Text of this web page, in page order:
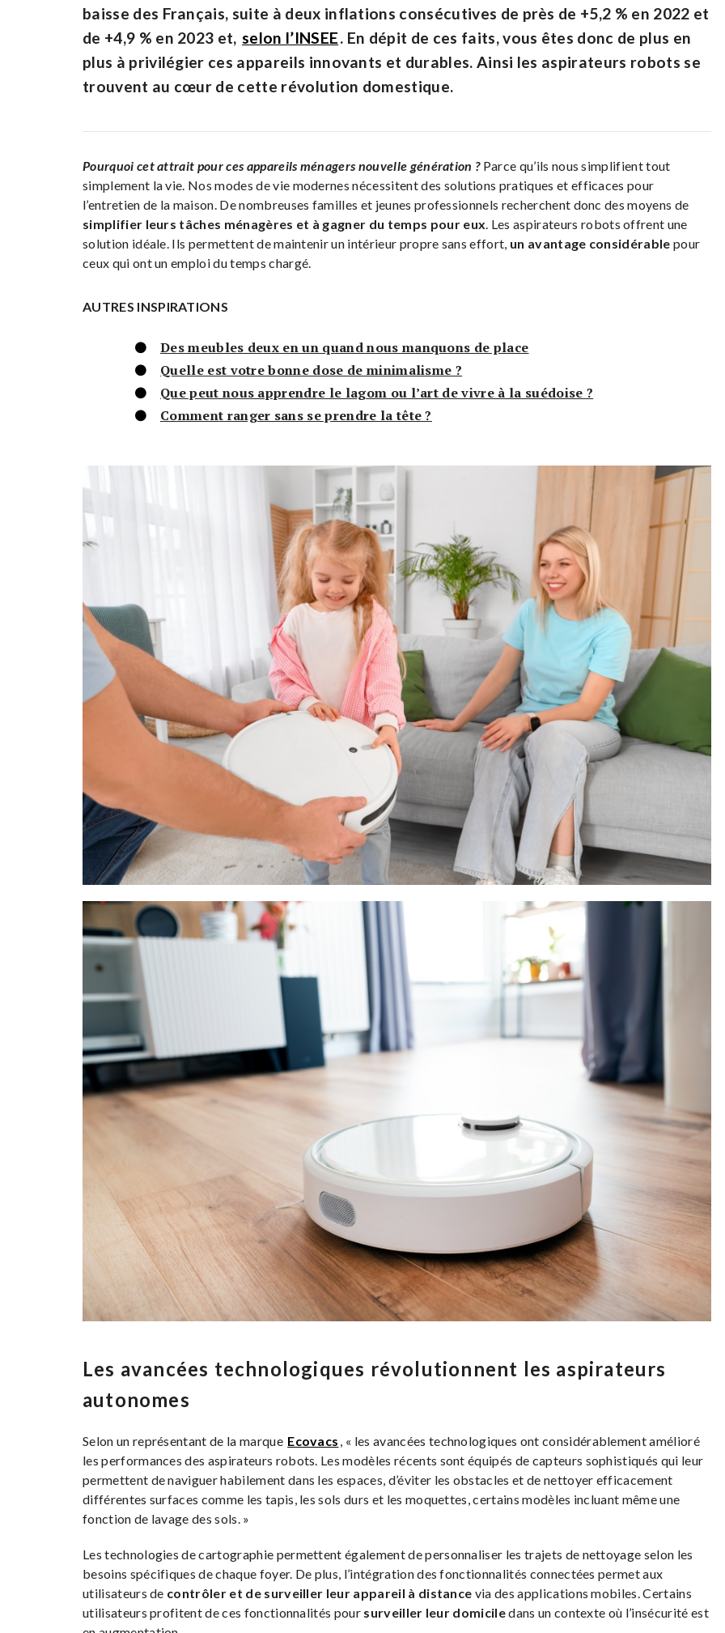
baisse des Français, suite à deux inflations consécutives de près de +5,2 % en 2022 et
de +4,9 % en 2023 et, selon l’INSEE. En dépit de ces faits, vous êtes donc de plus en
plus à privilégier ces appareils innovants et durables. Ainsi les aspirateurs robots se
trouvent au cœur de cette révolution domestique.
Pourquoi cet attrait pour ces appareils ménagers nouvelle génération ?Parce qu’ils nous simplifient tout
simplement la vie. Nos modes de vie modernes nécessitent des solutions pratiques et efficaces pour
l’entretien de la maison. De nombreuses familles et jeunes professionnels recherchent donc des moyens de
simplifier leurs tâches ménagères et à gagner du temps pour eux. Les aspirateurs robots offrent une
solution idéale. Ils permettent de maintenir un intérieur propre sans effort, un avantage considérable pour
ceux qui ont un emploi du temps chargé.
AUTRES INSPIRATIONS
Des meubles deux en un quand nous manquons de place
Quelle est votre bonne dose de minimalisme ?
Que peut nous apprendre le lagom ou l’art de vivre à la suédoise ?
Comment ranger sans se prendre la tête ?
Les avancées technologiques révolutionnent les aspirateurs
autonomes
Selon un représentant de la marque Ecovacs , « les avancées technologiques ont considérablement amélioré
les performances des aspirateurs robots. Les modèles récents sont équipés de capteurs sophistiqués qui leur
permettent de naviguer habilement dans les espaces, d’éviter les obstacles et de nettoyer efficacement
différentes surfaces comme les tapis, les sols durs et les moquettes, certains modèles incluant même une
fonction de lavage des sols. »
Les technologies de cartographie permettent également de personnaliser les trajets de nettoyage selon les
besoins spécifiques de chaque foyer. De plus, l’intégration des fonctionnalités connectées permet aux
utilisateurs de contrôler et de surveiller leur appareil à distance via des applications mobiles. Certains
utilisateurs profitent de ces fonctionnalités pour surveiller leur domiciledans un contexte où l’insécurité est